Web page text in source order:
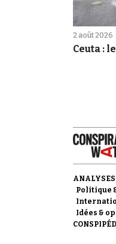
2 août 2026
Ceuta :
ANALYSES
Politique
Idées &